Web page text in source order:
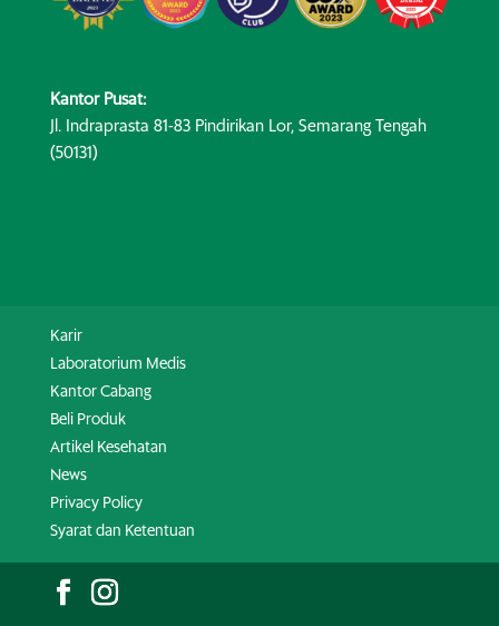
Kantor Pusat:
Jl. Indraprasta 81-83 Pindirikan Lor, Semarang Tengah
(50131)
Karir
Laboratorium Medis
Kantor Cabang
Beli Produk
Artikel Kesehatan
News
Privacy Policy
Syarat dan Ketentuan